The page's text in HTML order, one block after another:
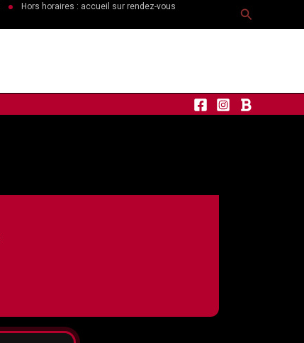
Hors horaires : accueil sur rendez-vous